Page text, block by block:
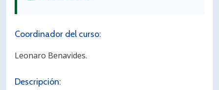
Coordinador del curso:
Leonaro Benavides.
Descripción: